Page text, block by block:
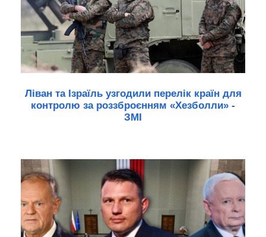
Ліван та Ізраїль узгодили перелік країн для
контролю за роззброєнням «Хезболли» -
ЗМІ